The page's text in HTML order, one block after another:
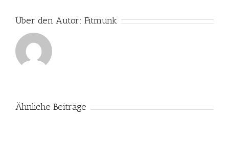
Über den Autor: Fitmunk
Ähnliche Beiträge